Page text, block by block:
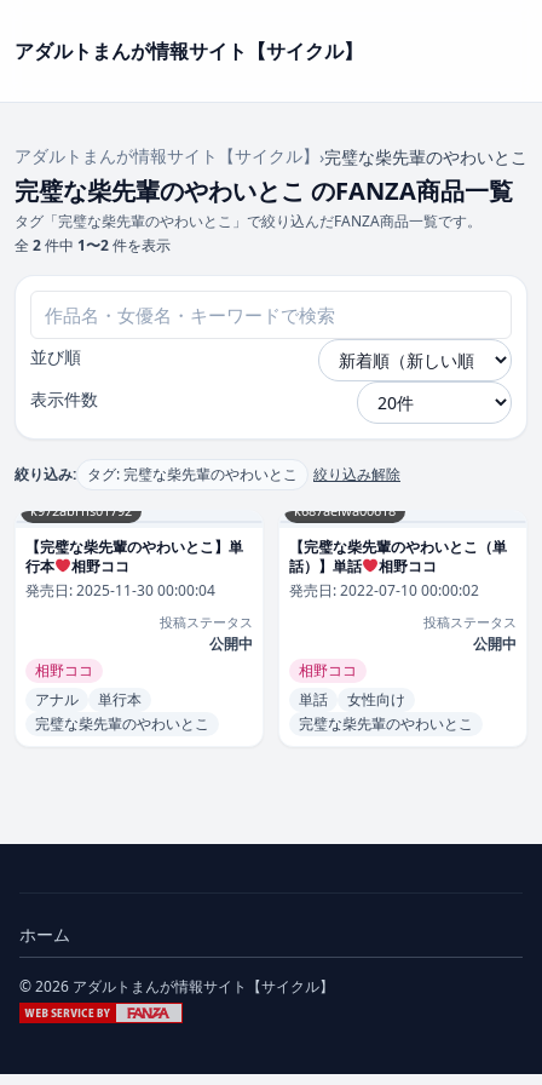
アダルトまんが情報サイト【サイクル】
アダルトまんが情報サイト【サイクル】 ›完璧な柴先輩のやわいとこ
完璧な柴先輩のやわいとこ のFANZA商品一覧
タグ「完璧な柴先輩のやわいとこ」で絞り込んだFANZA商品一覧です。
全 2件中 1〜2件を表示
並び順
表示件数
絞り込み: タグ: 完璧な柴先輩のやわいとこ 絞り込み解除
k972abrhs01792
【完璧な柴先輩のやわいとこ】単
行本
相野ココ
発売日:2025-11-30 00:00:04
投稿ステータス
公開中
相野ココ
アナル
単行本
完璧な柴先輩のやわいとこ
k687aeiwa00618
【完璧な柴先輩のやわいとこ（単
話）】単話
相野ココ
発売日:2022-07-10 00:00:02
投稿ステータス
公開中
相野ココ
単話
女性向け
完璧な柴先輩のやわいとこ
ホーム
© 2026 アダルトまんが情報サイト【サイクル】